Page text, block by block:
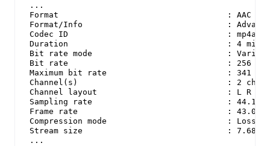
...
Format                                   : AAC LC
Format/Info                              : Advanced
Codec ID                                 : mp4a-
Duration                                 : 4 min
Bit rate mode                            :
Bit rate                                 : 256 kb/
Maximum bit rate                         : 341
Channel(s)                               : 2
Channel layout                           : L R
Sampling rate                            : 44.1
Frame rate                               : 43.066
Compression mode                         : Lossy
Stream size                              : 7.68 MiB
...